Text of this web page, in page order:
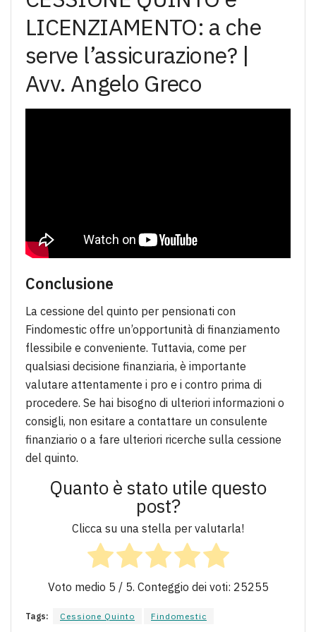
LICENZIAMENTO: a che
serve l’assicurazione? |
Avv. Angelo Greco
Conclusione
La cessione del quinto per pensionati con
Findomestic offre un’opportunità di finanziamento
flessibile e conveniente. Tuttavia, come per
qualsiasi decisione finanziaria, è importante
valutare attentamente i pro e i contro prima di
procedere. Se hai bisogno di ulteriori informazioni o
consigli, non esitare a contattare un consulente
finanziario o a fare ulteriori ricerche sulla cessione
del quinto.
Quanto è stato utile questo
post?
Clicca su una stella per valutarla!
Voto medio 5 / 5. Conteggio dei voti: 25255
Tags: Cessione Quinto Findomestic